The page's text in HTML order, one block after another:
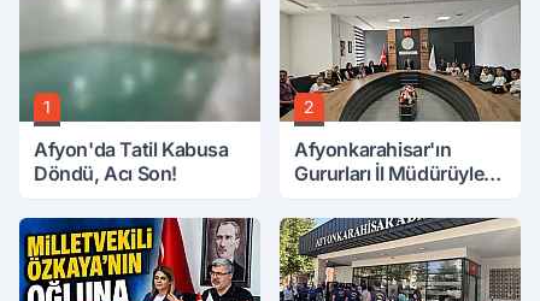
1
Afyon'da Tatil Kabusa
Döndü, Acı Son!
2
Afyonkarahisar'ın
Gururları İl Müdürüyle